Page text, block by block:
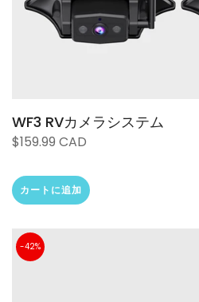
WF3 RVカメラシステム
$159.99 CAD
カートに追加
-42%